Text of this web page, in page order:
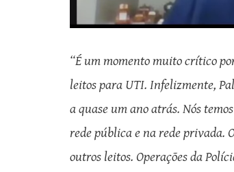
“É um momento muito crítico
leitos para UTI. Infelizmente,
a quase um ano atrás. Nós
rede pública e na rede privada.
outros leitos. Operações da